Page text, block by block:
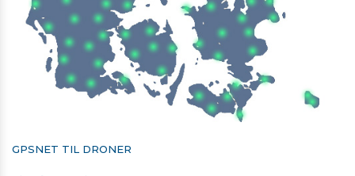
giver klare udsigter forfra og bagfra og lader dig tjekke
flyvestatus uden at skulle dreje flyet midt under
flyvningen. Og et skarpt søgelys fordobler flyets
nattesynsevner, hvilket skaber flere natlige
operationsmuligheder.
Designet til lang holdbarhed og levetid
Agras T10 kontrolmodulet har en helt lukket struktur for
beskyttelse og er IP67-klassificeret. Ideel til langvarig
GPSNET TIL DRONER